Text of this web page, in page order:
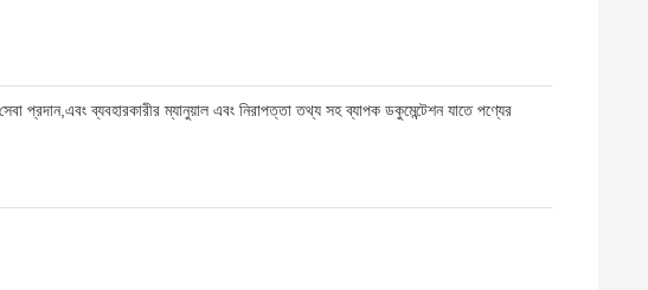
প্রদান,এবং ব্যবহারকারীর ম্যানুয়াল এবং নিরাপত্তা তথ্য সহ ব্যাপক ডকুমেন্টেশন যাতে পণ্যের